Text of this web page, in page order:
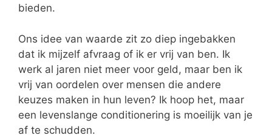
bieden.
Ons idee van waarde zit zo diep ingebakken
dat ik mijzelf afvraag of ik er vrij van ben. Ik
werk al jaren niet meer voor geld, maar ben ik
vrij van oordelen over mensen die andere
keuzes maken in hun leven? Ik hoop het, maar
een levenslange conditionering is moeilijk van je
af te schudden.